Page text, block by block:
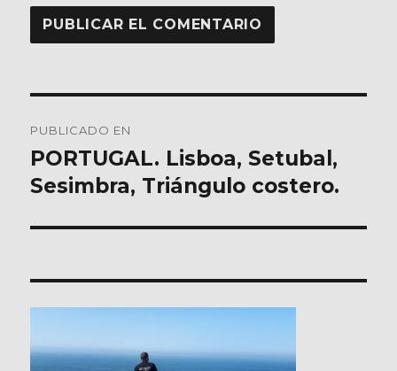
de
entradas
PUBLICADO EN
PORTUGAL. Lisboa, Setubal,
Sesimbra, Triángulo costero.